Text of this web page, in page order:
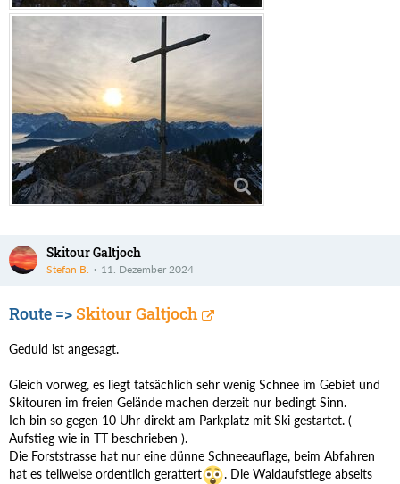
Skitour Galtjoch
Stefan B. 11. Dezember 2024
Route => Skitour Galtjoch
Geduld ist angesagt.
Gleich vorweg, es liegt tatsächlich sehr wenig Schnee im Gebiet und
Skitouren im freien Gelände machen derzeit nur bedingt Sinn.
Ich bin so gegen 10 Uhr direkt am Parkplatz mit Ski gestartet. (
Aufstieg wie in TT beschrieben ).
Die Forststrasse hat nur eine dünne Schneeauflage, beim Abfahren
hat es teilweise ordentlich gerattert
. Die Waldaufstiege abseits